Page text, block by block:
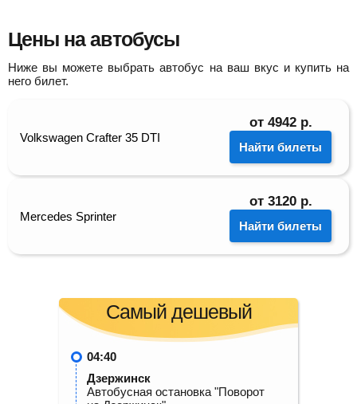
Цены на автобусы
Ниже вы можете выбрать автобус на ваш вкус и купить на
него билет.
Volkswagen Crafter 35 DTI
от 4942 р.
Найти билеты
Mercedes Sprinter
от 3120 р.
Найти билеты
Самый дешевый
04:40
Дзержинск
Автобусная остановка "Поворот